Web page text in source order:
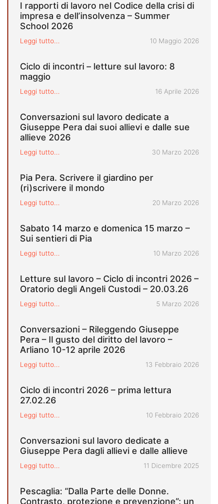
I rapporti di lavoro nel Codice della crisi di
impresa e dell’insolvenza – Summer
School 2026
Leggi tutto... Pubblicato il
10 Maggio 2026
Ciclo di incontri – letture sul lavoro: 8
maggio
Leggi tutto... Pubblicato il
16 Aprile 2026
Conversazioni sul lavoro dedicate a
Giuseppe Pera dai suoi allievi e dalle sue
allieve 2026
Leggi tutto... Pubblicato il
30 Marzo 2026
Pia Pera. Scrivere il giardino per
(ri)scrivere il mondo
Leggi tutto... Pubblicato il
20 Marzo 2026
Sabato 14 marzo e domenica 15 marzo –
Sui sentieri di Pia
Leggi tutto... Pubblicato il
10 Marzo 2026
Letture sul lavoro – Ciclo di incontri 2026 –
Oratorio degli Angeli Custodi – 20.03.26
Leggi tutto... Pubblicato il
5 Marzo 2026
Conversazioni – Rileggendo Giuseppe
Pera – Il gusto del diritto del lavoro –
Arliano 10-12 aprile 2026
Leggi tutto... Pubblicato il
13 Febbraio 2026
Ciclo di incontri 2026 – prima lettura
27.02.26
Leggi tutto... Pubblicato il
10 Febbraio 2026
Conversazioni sul lavoro dedicate a
Giuseppe Pera dagli allievi e dalle allieve
Leggi tutto... Pubblicato il
11 Dicembre 2025
Pescaglia: “Dalla Parte delle Donne.
Contrasto, protezione e prevenzione”: un